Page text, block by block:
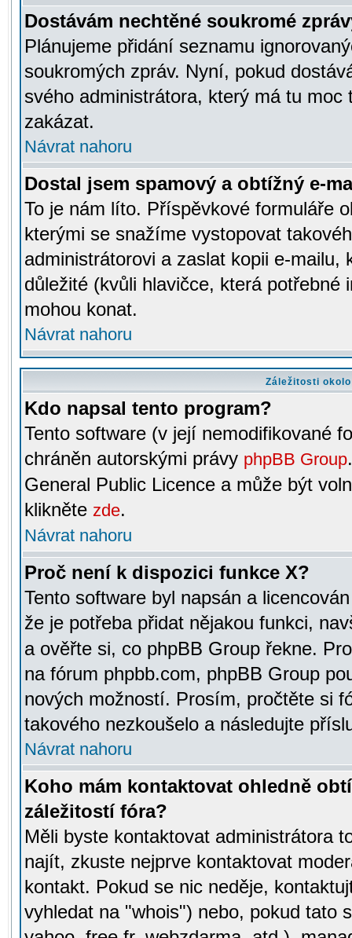
Dostávám nechtěné soukromé
Plánujeme přidání seznamu
soukromých zpráv. Nyní, pokud
svého administrátora, který má tu
zakázat.
Návrat nahoru
Dostal jsem spamový a obtížný e-
To je nám líto. Příspěvkové formuláře
kterými se snažíme vystopovat
administrátorovi a zaslat kopii e-mailu,
důležité (kvůli hlavičce, která potřebné
mohou konat.
Návrat nahoru
Záležitosti
Kdo napsal tento program?
Tento software (v její nemodifikované
chráněn autorskými právy phpBB Group
General Public Licence a může být
klikněte zde.
Návrat nahoru
Proč není k dispozici funkce X?
Tento software byl napsán a
že je potřeba přidat nějakou funkci,
a ověřte si, co phpBB Group řekne.
na fórum phpbb.com, phpBB Group
nových možností. Prosím, pročtěte si
takového nezkoušelo a následujte
Návrat nahoru
Koho mám kontaktovat ohledně
záležitostí fóra?
Měli byste kontaktovat administrátora
najít, zkuste nejprve kontaktovat
kontakt. Pokud se nic neděje,
vyhledat na "whois") nebo, pokud tato